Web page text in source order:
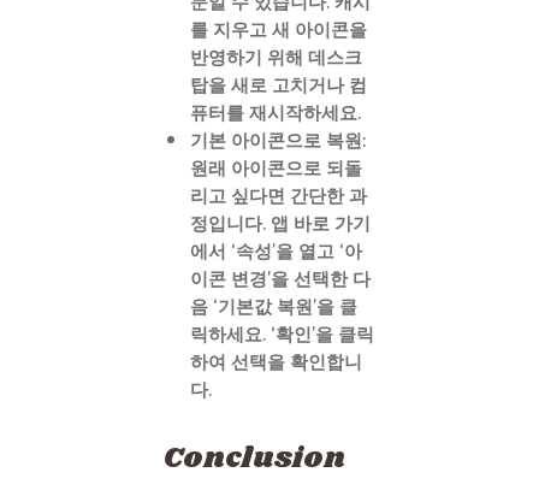
를 지우고 새 아이콘을
반영하기 위해 데스크
탑을 새로 고치거나 컴
퓨터를 재시작하세요.
기본 아이콘으로 복원:
원래 아이콘으로 되돌
리고 싶다면 간단한 과
정입니다. 앱 바로 가기
에서 ‘속성’을 열고 ‘아
이콘 변경’을 선택한 다
음 ‘기본값 복원’을 클
릭하세요. ‘확인’을 클릭
하여 선택을 확인합니
다.
Conclusion